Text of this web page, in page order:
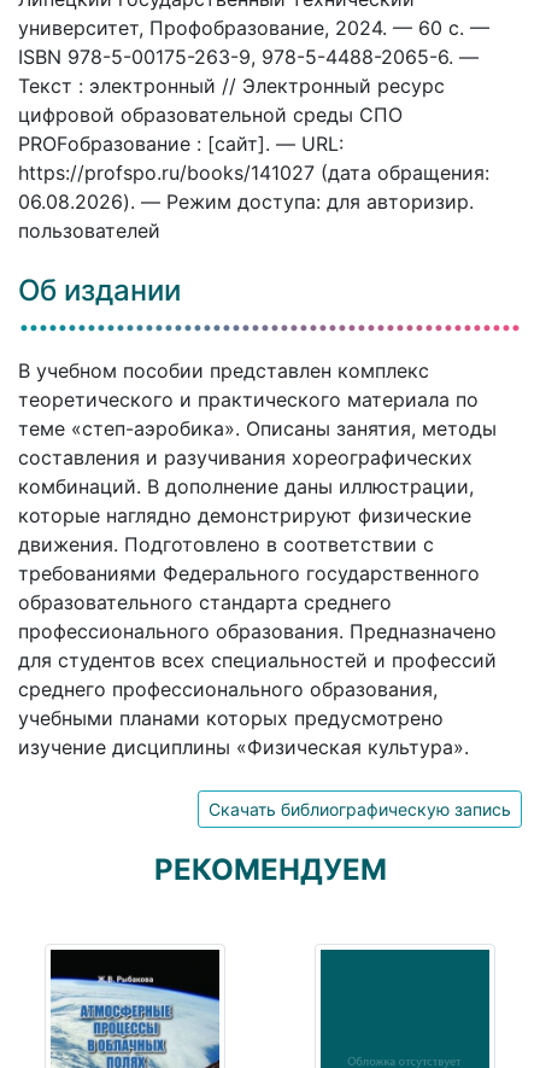
университет, Профобразование, 2024. — 60 c. —
ISBN 978-5-00175-263-9, 978-5-4488-2065-6. —
Текст : электронный // Электронный ресурс
цифровой образовательной среды СПО
PROFобразование : [сайт]. — URL:
https://profspo.ru/books/141027 (дата обращения:
06.08.2026). — Режим доступа: для авторизир.
пользователей
Об издании
В учебном пособии представлен комплекс
теоретического и практического материала по
теме «степ-аэробика». Описаны занятия, методы
составления и разучивания хореографических
комбинаций. В дополнение даны иллюстрации,
которые наглядно демонстрируют физические
движения. Подготовлено в соответствии с
требованиями Федерального государственного
образовательного стандарта среднего
профессионального образования. Предназначено
для студентов всех специальностей и профессий
среднего профессионального образования,
учебными планами которых предусмотрено
изучение дисциплины «Физическая культура».
Скачать библиографическую запись
РЕКОМЕНДУЕМ